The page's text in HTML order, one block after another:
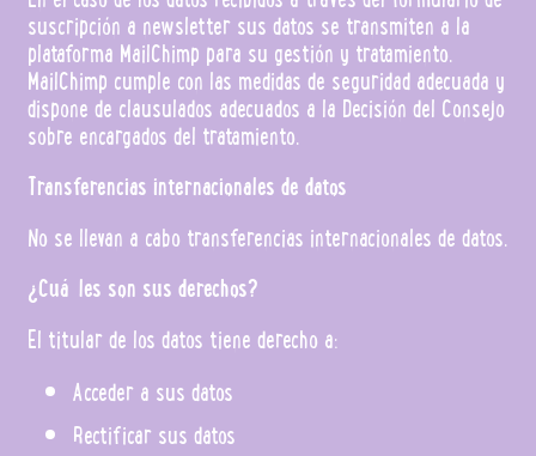
suscripción a newsletter sus datos se transmiten a la
plataforma MailChimp para su gestión y tratamiento.
MailChimp cumple con las medidas de seguridad adecuada y
dispone de clausulados adecuados a la Decisión del Consejo
sobre encargados del tratamiento.
Transferencias internacionales de datos
No se llevan a cabo transferencias internacionales de datos.
¿Cuáles son sus derechos?
El titular de los datos tiene derecho a:
Acceder a sus datos
Rectificar sus datos